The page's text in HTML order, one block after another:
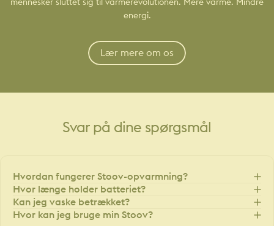
mennesker sluttet sig til varmerevolutionen. Mere varme. Mindre
energi.
Lær mere om os
Svar på dine spørgsmål
Hvordan fungerer Stoov-opvarmning?
Hvor længe holder batteriet?
Kan jeg vaske betrækket?
Hvor kan jeg bruge min Stoov?